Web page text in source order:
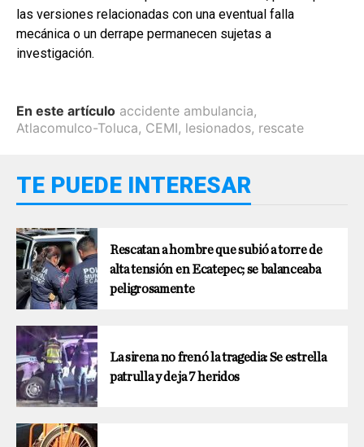
las versiones relacionadas con una eventual falla
mecánica o un derrape permanecen sujetas a
investigación.
En este artículo accidente ambulancia,
Atlacomulco-Toluca, CEMI, lesionados, rescate
TE PUEDE INTERESAR
Rescatan a hombre que subió a torre de
alta tensión en Ecatepec; se balanceaba
peligrosamente
La sirena no frenó la tragedia: Se estrella
patrulla y deja 7 heridos